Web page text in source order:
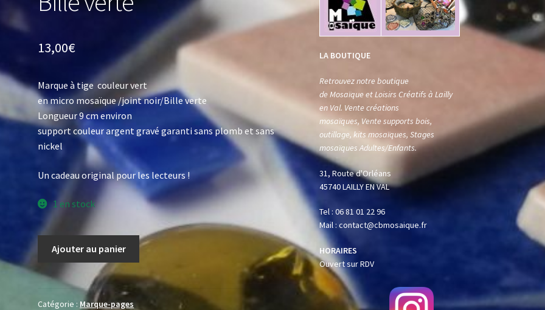
13,00€
Marque à tige couleur vert
en micro mosaïque /joint noir/Bille verte
Longueur 9 cm environ
support couleur argent gravé garanti sans plomb et sans
nickel
Un cadeau original pour les lecteurs !
1 en stock
Marque
à
Ajouter au panier
Catégorie : Marque-pages
LA BOUTIQUE
Retrouvez notre boutique
de Mosaïque et Loisirs Créatifs à Lailly
en Val. Vente créations
mosaïques, Vente supports bois,
outillage, kits mosaïques, Stages
mosaïques Adultes/Enfants.
31, Route d'Orléans
45740 LAILLY EN VAL
Tel : 06 81 01 22 96
Mail : contact@cbmosaique.fr
HORAIRES
Ouvert sur RDV